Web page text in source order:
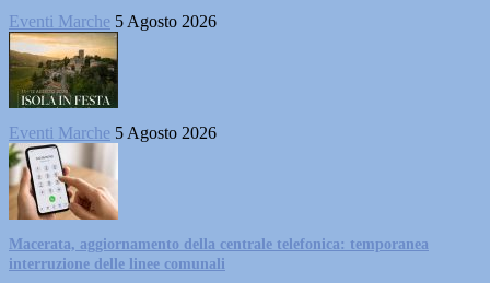
Eventi Marche 5 Agosto 2026
Eventi Marche 5 Agosto 2026
Macerata, aggiornamento della centrale telefonica: temporanea
interruzione delle linee comunali